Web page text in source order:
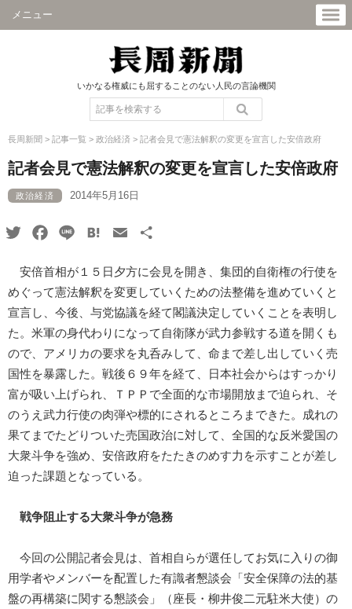
メニュー
いかなる権威にも屈することのない人民の言論機関
長周新聞 > 記事一覧 > 政治経済 > 記者会見で憲法解釈の変更を宣言した安倍政府
記者会見で憲法解釈の変更を宣言した安倍政府
政治経済 2014年5月16日
TwitterFacebook
Line HatenaEmail
安倍首相が１５日夕方に会見を開き、集団的自衛権の行使を
めぐって憲法解釈を変更していくための法整備を進めていくと
宣言し、今後、与党協議を経て閣議決定していくことを表明し
た。米軍の身代わりになって自衛隊が武力参戦する道を開くも
ので、アメリカの要求を丸呑みして、命まで差し出していく売
国性を暴露した。戦後６９年を経て、日本社会からはすっかり
富が吸い上げられ、ＴＰＰで全面的な市場開放まで迫られ、そ
のうえ武力行使の肉弾や標的にされるところまできた。成れの
果てまでたどりついた売国政治に対して、全国的な反米愛国の
大衆斗争を強め、安倍政府をたたきのめす力を示すことが差し
迫った課題となっている。
戦争阻止する大衆斗争が急務
今回の公開記者会見は、首相自らが選任してお気に入りの御
用学者やメンバーを配置した有識者懇談会「安全保障の法的基
盤の再構築に関する懇談会」（座長・柳井俊二元駐米大使）の